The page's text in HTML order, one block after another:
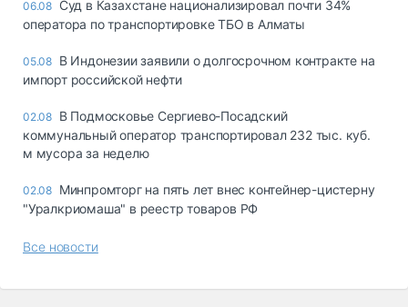
06.08 Суд в Казахстане национализировал почти 34%
оператора по транспортировке ТБО в Алматы
05.08 В Индонезии заявили о долгосрочном контракте на
импорт российской нефти
02.08 В Подмосковье Сергиево-Посадский
коммунальный оператор транспортировал 232 тыс. куб.
м мусора за неделю
02.08 Минпромторг на пять лет внес контейнер-цистерну
"Уралкриомаша" в реестр товаров РФ
Все новости